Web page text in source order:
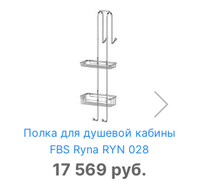
Полка для душевой кабины
FBS Ryna RYN 028
17 569 руб.